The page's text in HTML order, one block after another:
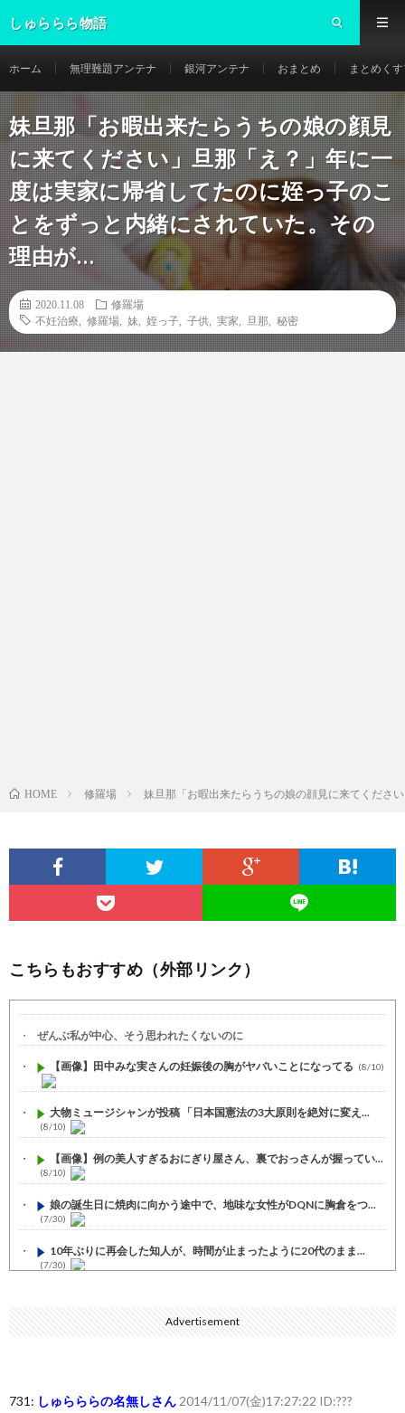
しゅららら物語
ホーム 無理難題アンテナ 銀河アンテナ おまとめ まとめく
妹旦那「お暇出来たらうちの娘の顔見
に来てください」旦那「え？」年に一
度は実家に帰省してたのに姪っ子のこ
とをずっと内緒にされていた。その
理由が…
2020.11.08
修羅場
不妊治療
修羅場 妹 姪っ子 子供 実家 旦那 秘密
HOME 修羅場 妹旦那「お暇出来たらうちの娘の顔見に来てくださ
こちらもおすすめ（外部リンク）
ぜんぶ私が中心、そう思われたくないのに
【画像】田中みな実さんの妊娠後の胸がヤバいことになってる (8/10)
大物ミュージシャンが投稿 「日本国憲法の3大原則を絶対に変え...
(8/10)
【画像】例の美人すぎるおにぎり屋さん、裏でおっさんが握ってい...
(8/10)
娘の誕生日に焼肉に向かう途中で、地味な女性がDQNに胸倉をつ...
(7/30)
10年ぶりに再会した知人が、時間が止まったように20代のまま...
(7/30)
Advertisement
731: しゅらららの名無しさん 2014/11/07(金)17:27:22 ID:???